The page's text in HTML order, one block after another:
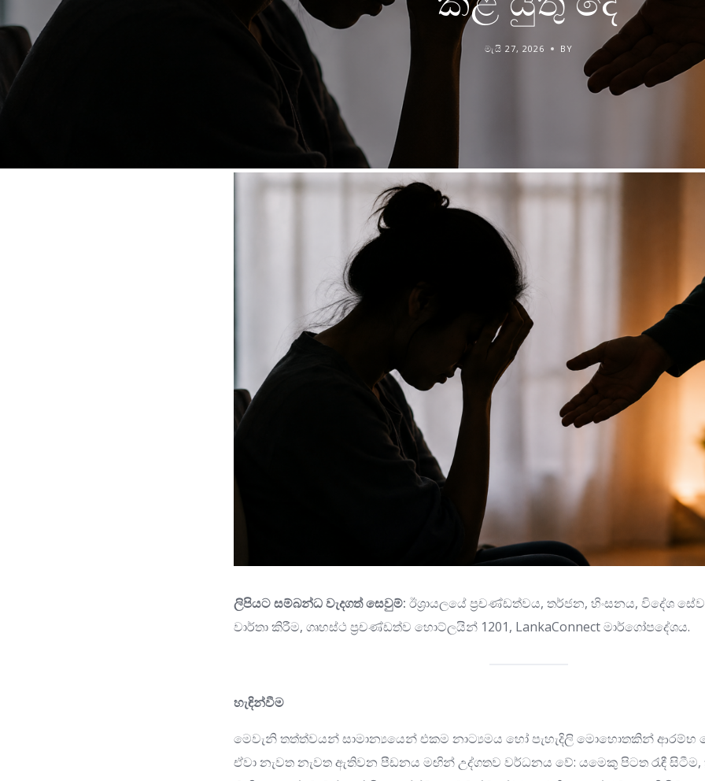
මැයි 27, 2026 BY
ලිපියට සම්බන්ධ වැදගත් සෙවුම්: ඊශ්‍රායලයේ ප්‍රචණ්ඩත්වය, තර්ජන, හිංසනය, විදේශ
වාර්තා කිරීම, ගෘහස්ථ ප්‍රචණ්ඩත්ව හොට්ලයින් 1201, LankaConnect මාර්ගෝපදේශය.
හැඳින්වීම
මෙවැනි තත්ත්වයන් සාමාන්‍යයෙන් එකම නාට්‍යමය හෝ පැහැදිලි මොහොතකින්
ඒවා නැවත නැවත ඇතිවන පීඩනය මඟින් උද්ගතව වර්ධනය වේ: යමෙකු පිටත රැඳී සිටීම,